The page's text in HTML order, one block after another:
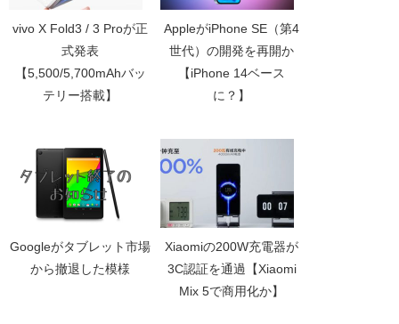
vivo X Fold3 / 3 Proが正
式発表
【5,500/5,700mAhバッ
テリー搭載】
AppleがiPhone SE（第4
世代）の開発を再開か
【iPhone 14ベース
に？】
Googleがタブレット市場
から撤退した模様
Xiaomiの200W充電器が
3C認証を通過【Xiaomi
Mix 5で商用化か】